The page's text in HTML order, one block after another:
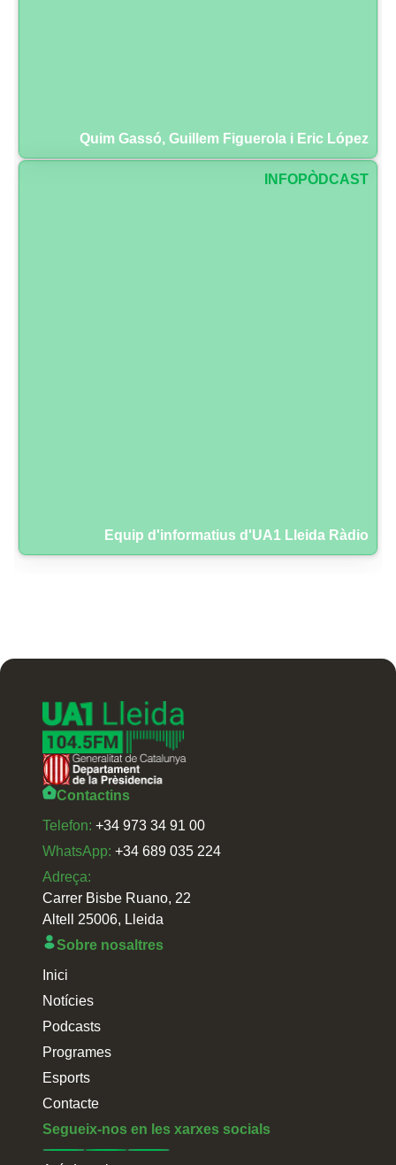
Quim Gassó, Guillem Figuerola i Eric López
INFOPÒDCAST
Equip d'informatius d'UA1 Lleida Ràdio
Contactins
Telefon: +34 973 34 91 00
WhatsApp: +34 689 035 224
Adreça:
Carrer Bisbe Ruano, 22
Altell 25006, Lleida
Sobre nosaltres
Inici
Notícies
Podcasts
Programes
Esports
Contacte
Segueix-nos en les xarxes socials